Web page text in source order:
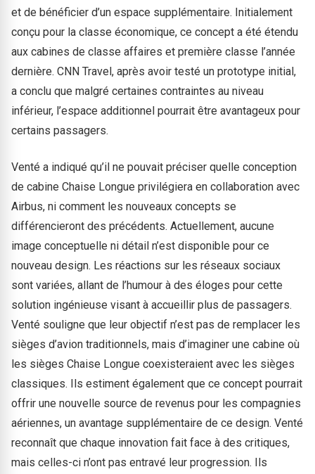
et de bénéficier d’un espace supplémentaire. Initialement
conçu pour la classe économique, ce concept a été étendu
aux cabines de classe affaires et première classe l’année
dernière. CNN Travel, après avoir testé un prototype initial,
a conclu que malgré certaines contraintes au niveau
inférieur, l’espace additionnel pourrait être avantageux pour
certains passagers.
Venté a indiqué qu’il ne pouvait préciser quelle conception
de cabine Chaise Longue privilégiera en collaboration avec
Airbus, ni comment les nouveaux concepts se
différencieront des précédents. Actuellement, aucune
image conceptuelle ni détail n’est disponible pour ce
nouveau design. Les réactions sur les réseaux sociaux
sont variées, allant de l’humour à des éloges pour cette
solution ingénieuse visant à accueillir plus de passagers.
Venté souligne que leur objectif n’est pas de remplacer les
sièges d’avion traditionnels, mais d’imaginer une cabine où
les sièges Chaise Longue coexisteraient avec les sièges
classiques. Ils estiment également que ce concept pourrait
offrir une nouvelle source de revenus pour les compagnies
aériennes, un avantage supplémentaire de ce design. Venté
reconnaît que chaque innovation fait face à des critiques,
mais celles-ci n’ont pas entravé leur progression. Ils